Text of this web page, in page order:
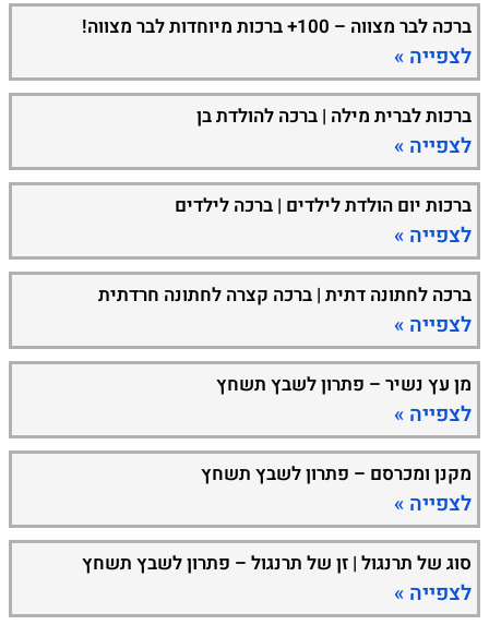
ברכה לבר מצווה – 100+ ברכות מיוחדות לבר מצווה!
לצפייה »
ברכות לברית מילה | ברכה להולדת בן
לצפייה »
ברכות יום הולדת לילדים | ברכה לילדים
לצפייה »
ברכה לחתונה דתית | ברכה קצרה לחתונה חרדתית
לצפייה »
מן עץ נשיר – פתרון לשבץ תשחץ
לצפייה »
מקנן ומכרסם – פתרון לשבץ תשחץ
לצפייה »
סוג של תרנגול | זן של תרנגול – פתרון לשבץ תשחץ
לצפייה »